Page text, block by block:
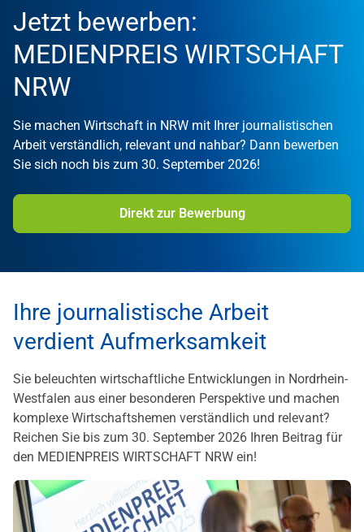
Jetzt bewerben:
MEDIENPREIS WIRTSCHAFT
NRW
Sie machen Wirtschaft in NRW mit Ihrer journalistischen
Arbeit verständlich, relevant und nahbar? Dann bewerben
Sie sich noch bis zum 30. September 2026!
Direkt zur Bewerbung
Ihre journalistische Arbeit
verdient Aufmerksamkeit
Sie beleuchten wirtschaftliche Entwicklungen in Nordrhein-
Westfalen aus einer besonderen Perspektive und machen
komplexe Wirtschaftshemen verständlich und relevant?
Reichen Sie bis zum 30. September 2026 Ihren Beitrag für
den MEDIENPREIS WIRTSCHAFT NRW ein!